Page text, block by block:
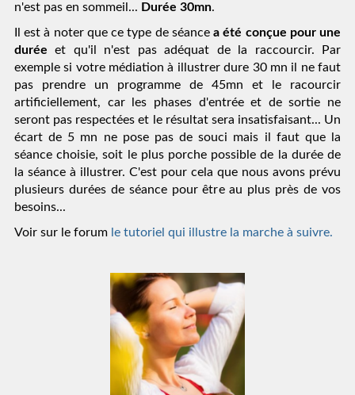
n'est pas en sommeil... Durée 30mn.
Il est à noter que ce type de séance a été conçue pour une
durée et qu'il n'est pas adéquat de la raccourcir. Par
exemple si votre médiation à illustrer dure 30 mn il ne faut
pas prendre un programme de 45mn et le racourcir
artificiellement, car les phases d'entrée et de sortie ne
seront pas respectées et le résultat sera insatisfaisant... Un
écart de 5 mn ne pose pas de souci mais il faut que la
séance choisie, soit le plus porche possible de la durée de
la séance à illustrer. C'est pour cela que nous avons prévu
plusieurs durées de séance pour être au plus près de vos
besoins...
Voir sur le forum le tutoriel qui illustre la marche à suivre.